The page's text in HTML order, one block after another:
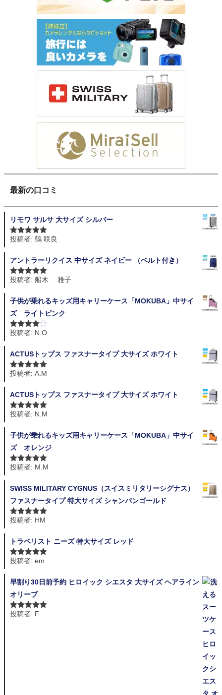
最新の口コミ
リモワ サルサ 大サイズ シルバー
5段階中 5の
投稿者: 鶴 咲良
アントラーリクイス 中サイズ ネイビー （ベルト付き）
5段階中 5の
投稿者: 船木 雅子
子供が乗れるキッズ用キャリーケース「MOKUBA」中サイ
ズ ライトピンク
5段階中 4
投稿者: N.O
ACTUSトップス ファスナータイプ 大サイズ ホワイト
5段階中 5の
投稿者: A.M
ACTUSトップス ファスナータイプ 大サイズ ホワイト
5段階中 5の
投稿者: N.M
子供が乗れるキッズ用キャリーケース「MOKUBA」中サイ
ズ オレンジ
5段階中 5の
投稿者: M.M
SWISS MILITARY CYGNUS（スイスミリタリーシグナス）
ファスナータイプ 特大サイズ シャンパンゴールド
5段階中 5の
投稿者: HM
トラベリスト ニーズ 特大サイズ レッド
5段階中 5の
投稿者: em
早割り30日前予約 ヒロイック シエスタ 大サイズ ヘアライン
オリーブ
5段階中 5の
投稿者: F